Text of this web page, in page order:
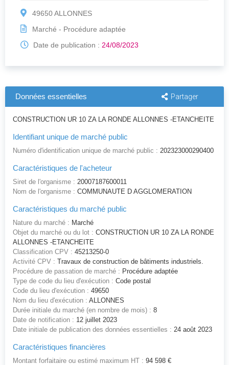
49650 ALLONNES
Marché - Procédure adaptée
Date de publication : 24/08/2023
Données essentielles Partager
CONSTRUCTION UR 10 ZA LA RONDE ALLONNES -ETANCHEITE
Identifiant unique de marché public
Numéro d'identification unique de marché public : 202323000290400
Caractéristiques de l'acheteur
Siret de l'organisme : 20007187600011
Nom de l'organisme : COMMUNAUTE D AGGLOMERATION
Caractéristiques du marché public
Nature du marché : Marché
Objet du marché ou du lot : CONSTRUCTION UR 10 ZA LA RONDE
ALLONNES -ETANCHEITE
Classification CPV : 45213250-0
Activité CPV : Travaux de construction de bâtiments industriels.
Procédure de passation de marché : Procédure adaptée
Type de code du lieu d'exécution : Code postal
Code du lieu d'exécution : 49650
Nom du lieu d'exécution : ALLONNES
Durée initiale du marché (en nombre de mois) : 8
Date de notification : 12 juillet 2023
Date initiale de publication des données essentielles : 24 août 2023
Caractéristiques financières
Montant forfaitaire ou estimé maximum HT : 94 598 €